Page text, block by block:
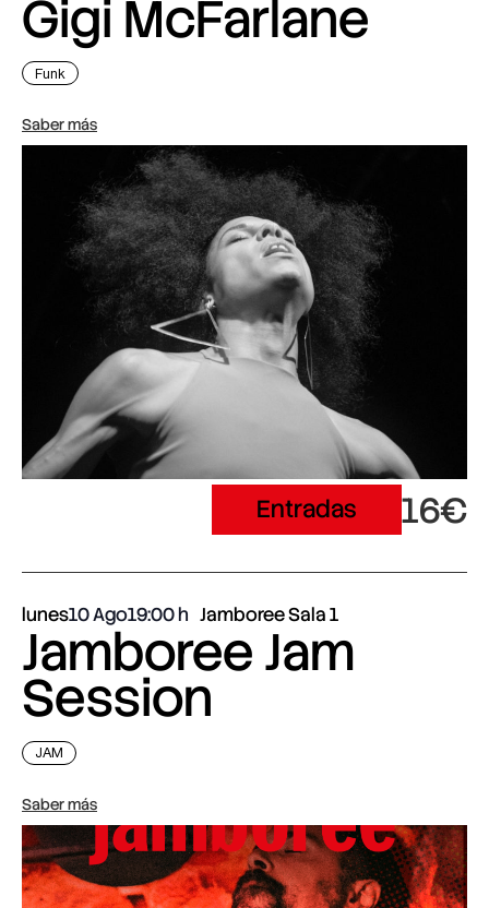
Gigi McFarlane
Funk
Saber más
Entradas 16€
lunes10 Ago19:00 Jamboree Sala 1
Jamboree Jam
Session
JAM
Saber más